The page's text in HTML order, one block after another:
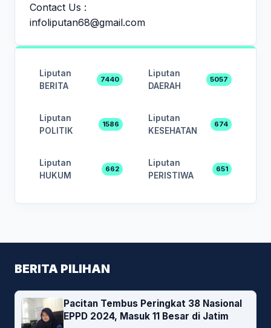
Contact Us :
infoliputan68@gmail.com
Liputan
BERITA
7440
Liputan
DAERAH
5057
Liputan
POLITIK
1586
Liputan
KESEHATAN
674
Liputan
HUKUM
662
Liputan
PERISTIWA
651
BERITA PILIHAN
Pacitan Tembus Peringkat 38 Nasional
EPPD 2024, Masuk 11 Besar di Jatim